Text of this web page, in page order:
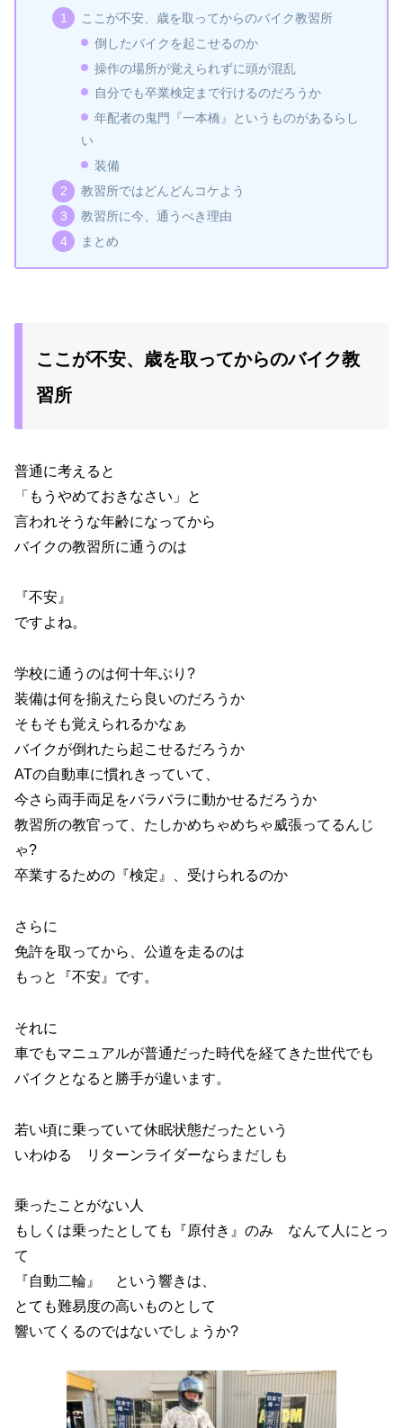
ここが不安、歳を取ってからのバイク教習所
倒したバイクを起こせるのか
操作の場所が覚えられずに頭が混乱
自分でも卒業検定まで行けるのだろうか
年配者の鬼門『一本橋』というものがあるらし
い
装備
教習所ではどんどんコケよう
教習所に今、通うべき理由
まとめ
ここが不安、歳を取ってからのバイク教
習所
普通に考えると
「もうやめておきなさい」と
言われそうな年齢になってから
バイクの教習所に通うのは
『不安』
ですよね。
学校に通うのは何十年ぶり?
装備は何を揃えたら良いのだろうか
そもそも覚えられるかなぁ
バイクが倒れたら起こせるだろうか
ATの自動車に慣れきっていて、
今さら両手両足をバラバラに動かせるだろうか
教習所の教官って、たしかめちゃめちゃ威張ってるんじ
ゃ?
卒業するための『検定』、受けられるのか
さらに
免許を取ってから、公道を走るのは
もっと『不安』です。
それに
車でもマニュアルが普通だった時代を経てきた世代でも
バイクとなると勝手が違います。
若い頃に乗っていて休眠状態だったという
いわゆる リターンライダーならまだしも
乗ったことがない人
もしくは乗ったとしても『原付き』のみ なんて人にとっ
て
『自動二輪』 という響きは、
とても難易度の高いものとして
響いてくるのではないでしょうか?